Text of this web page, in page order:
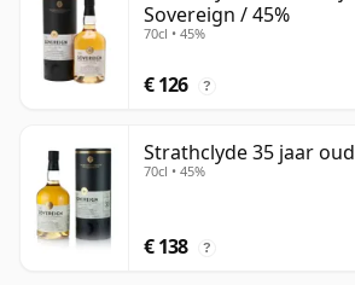
Sovereign / 45%
70cl • 45%
€ 126 ?
Strathclyde 35 jaar
70cl • 45%
€ 138 ?